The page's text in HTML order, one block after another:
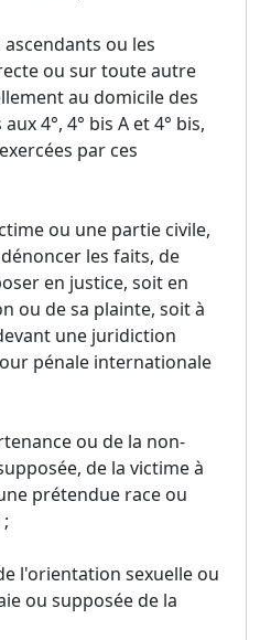
ou les
ou sur toute autre
au domicile des
4°, 4° bis A et 4° bis,
par ces
ou une partie civile,
les faits, de
en justice, soit en
ou de sa plainte, soit à
une juridiction
pénale internationale
ou de la non-
de la victime à
prétendue race ou
l'orientation sexuelle ou
ou supposée de la